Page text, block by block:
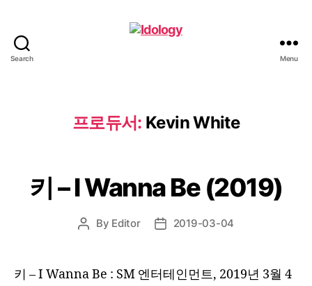
Search Menu
프로듀서: Kevin White
키 – I Wanna Be (2019)
Post
By Editor
Post2019-03-04
키 – I Wanna Be : SM 엔터테인먼트, 2019년 3월 4